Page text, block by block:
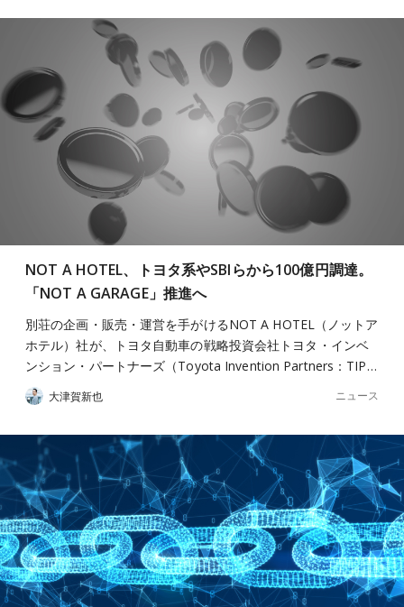
NOT A HOTEL、トヨタ系やSBIらから100億円調達。
「NOT A GARAGE」推進へ
別荘の企画・販売・運営を手がけるNOT A HOTEL（ノットア
ホテル）社が、トヨタ自動車の戦略投資会社トヨタ・インベ
ンション・パートナーズ（Toyota Invention Partners：TIP…
大津賀新也 ニュース